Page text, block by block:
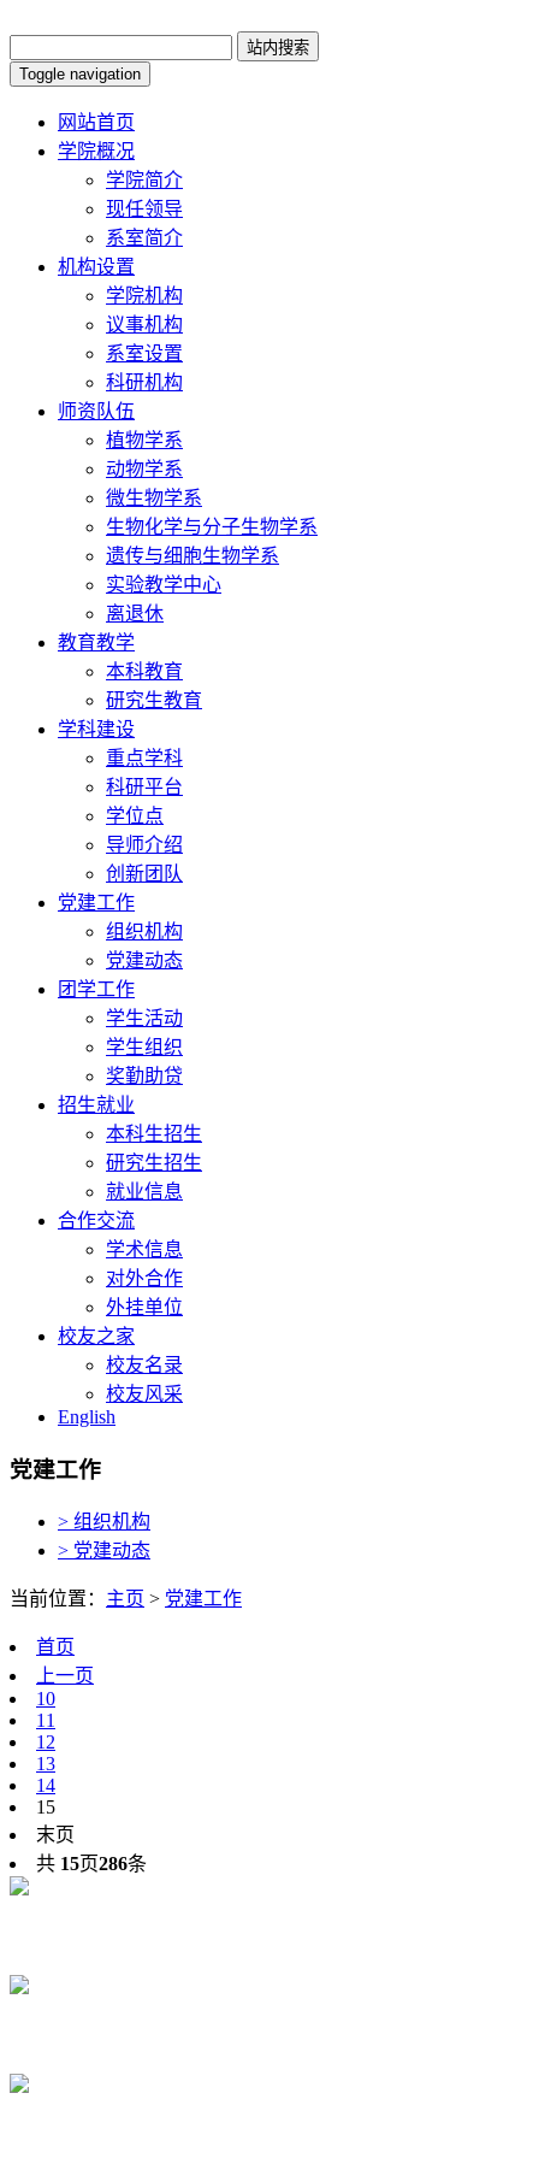
Toggle navigation
网站首页
学院概况
学院简介
现任领导
系室简介
机构设置
学院机构
议事机构
系室设置
科研机构
师资队伍
植物学系
动物学系
微生物学系
生物化学与分子生物学系
遗传与细胞生物学系
实验教学中心
离退休
教育教学
本科教育
研究生教育
学科建设
重点学科
科研平台
学位点
导师介绍
创新团队
党建工作
组织机构
党建动态
团学工作
学生活动
学生组织
奖勤助贷
招生就业
本科生招生
研究生招生
就业信息
合作交流
学术信息
对外合作
外挂单位
校友之家
校友名录
校友风采
English
党建工作
> 组织机构
> 党建动态
当前位置： 主页 > 党建工作
首页
上一页
10
11
12
13
14
15
末页
共 15页286条